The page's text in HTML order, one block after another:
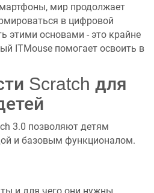
мир продолжает
в цифровой
этими основами - это крайне
ITMouse помогает освоить в
Scratch для
3.0 позволяют детям
и базовым функционалом.